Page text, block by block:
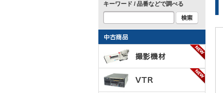
キーワード / 品番などで調べる